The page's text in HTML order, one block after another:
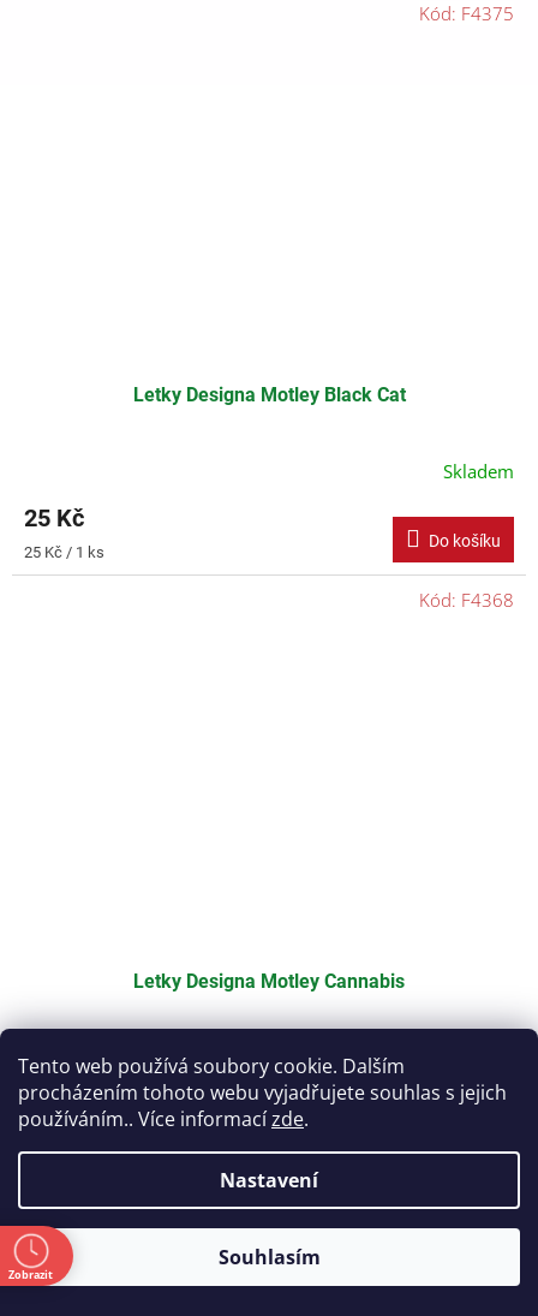
Tento web používá soubory cookie. Dalším
procházením tohoto webu vyjadřujete souhlas s jejich
používáním.. Více informacízde.
Nastavení
Souhlasím
Letky Designa Motley Black Cat
Skladem
25 Kč
Měrná
cena:
25 Kč / 1 ks
Do košíku
Kód: F4375
Letky Designa Motley Cannabis
25 Kč
cena:
Kód: F4368
Zobrazit